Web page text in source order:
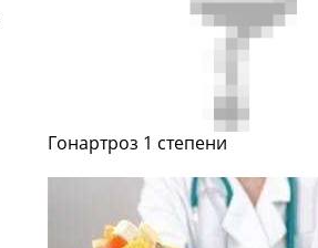
Гонартроз 1 степени